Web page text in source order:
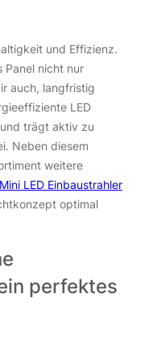
und Effizienz.
Panel nicht nur
auch, langfristig
LED
trägt aktiv zu
Neben diesem
weitere
Mini LED Einbaustrahler
optimal
perfektes